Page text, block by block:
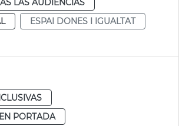
LAS AUDIENCIAS
ESPAI DONES I IGUALTAT
EN PORTADA